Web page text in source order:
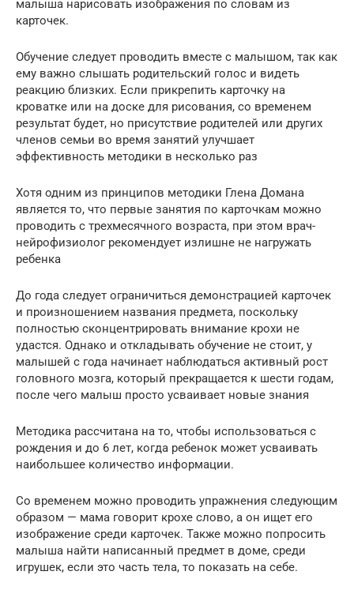
малыша нарисовать изображения по словам из
карточек.
Обучение следует проводить вместе с малышом, так как
ему важно слышать родительский голос и видеть
реакцию близких. Если прикрепить карточку на
кроватке или на доске для рисования, со временем
результат будет, но присутствие родителей или других
членов семьи во время занятий улучшает
эффективность методики в несколько раз
Хотя одним из принципов методики Глена Домана
является то, что первые занятия по карточкам можно
проводить с трехмесячного возраста, при этом врач-
нейрофизиолог рекомендует излишне не нагружать
ребенка
До года следует ограничиться демонстрацией карточек
и произношением названия предмета, поскольку
полностью сконцентрировать внимание крохи не
удастся. Однако и откладывать обучение не стоит, у
малышей с года начинает наблюдаться активный рост
головного мозга, который прекращается к шести годам,
после чего малыш просто усваивает новые знания
Методика рассчитана на то, чтобы использоваться с
рождения и до 6 лет, когда ребенок может усваивать
наибольшее количество информации.
Со временем можно проводить упражнения следующим
образом — мама говорит крохе слово, а он ищет его
изображение среди карточек. Также можно попросить
малыша найти написанный предмет в доме, среди
игрушек, если это часть тела, то показать на себе.